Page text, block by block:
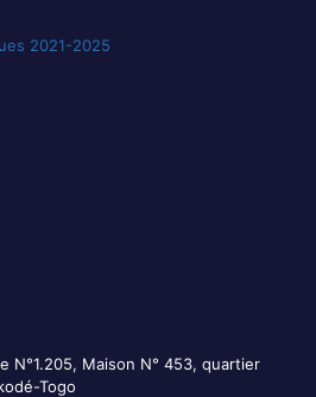
2021-2025
N°1.205, Maison N° 453, quartier
Togo